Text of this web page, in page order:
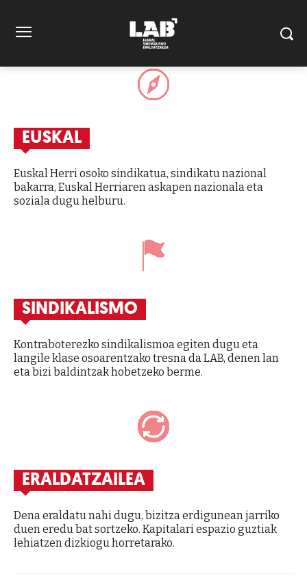
EUSKAL
Euskal Herri osoko sindikatua, sindikatu nazional
bakarra, Euskal Herriaren askapen nazionala eta
soziala dugu helburu.
SINDIKALISMO
Kontraboterezko sindikalismoa egiten dugu eta
langile klase osoarentzako tresna da LAB, denen lan
eta bizi baldintzak hobetzeko berme.
ERALDATZAILEA
Dena eraldatu nahi dugu, bizitza erdigunean jarriko
duen eredu bat sortzeko. Kapitalari espazio guztiak
lehiatzen dizkiogu horretarako.